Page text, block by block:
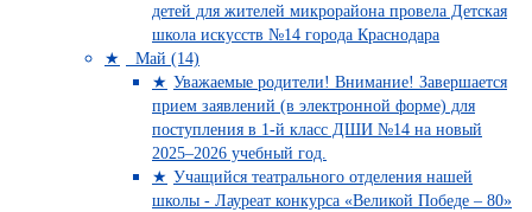
детей для жителей микрорайона провела Детская
школа искусств №14 города Краснодара
Май (14)
Уважаемые родители! Внимание! Завершается
прием заявлений (в электронной форме) для
поступления в 1-й класс ДШИ №14 на новый
2025–2026 учебный год.
Учащийся театрального отделения нашей
школы - Лауреат конкурса «Великой Победе – 80»